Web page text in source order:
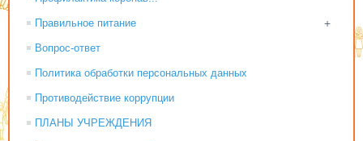
+
Правильное питание
Вопрос-ответ
Политика обработки персональных данных
Противодействие коррупции
ПЛАНЫ УЧРЕЖДЕНИЯ